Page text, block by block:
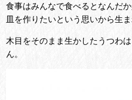
食事はみんなで食べるとなんだ
皿を作りたいという思いから生
木目をそのまま生かしたうつわ
ん。